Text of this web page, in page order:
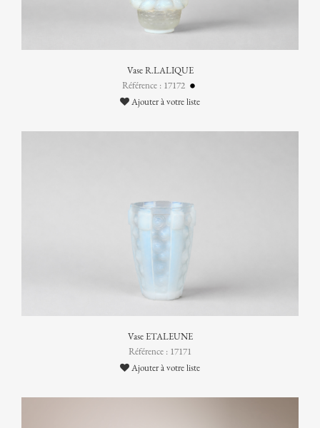
Vase R.LALIQUE
Référence : 17172
Ajouter à votre liste
Vase ETALEUNE
Référence : 17171
Ajouter à votre liste